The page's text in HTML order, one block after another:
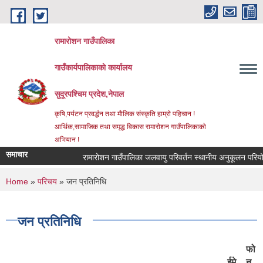
Skip to main content
रामारोशन गाउँपालिका
गाउँकार्यपालिकाकाे कार्यालय
सुदूरपश्चिम प्रदेश,नेपाल
कृषि,पर्यटन प्रवर्द्धन तथा माैलिक संस्कृति हाम्राे पहिचान !
आर्थिक,सामाजिक तथा समृद्ध विकास रामाराेशन गाउँपालिकाकाे
अभियान !
समाचार रामारोशन गाउँपालिका जलवायु परिवर्तन स्थानीय अनुकूलन
You are here
Home » परिचय » जन प्रतिनिधि
जन प्रतिनिधि
फो